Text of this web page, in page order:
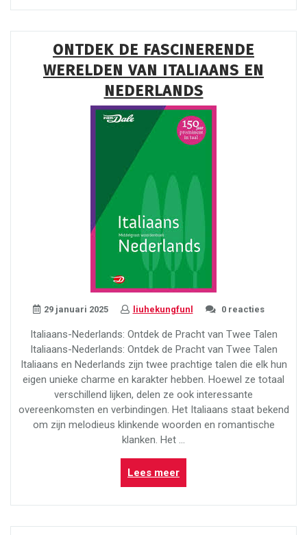
Nederlands-
Effectief
en
Accuraat!”
ONTDEK DE FASCINERENDE
WERELDEN VAN ITALIAANS EN
NEDERLANDS
29 januari 2025 liuhekungfunl 0 reacties
Italiaans-Nederlands: Ontdek de Pracht van Twee Talen
Italiaans-Nederlands: Ontdek de Pracht van Twee Talen
Italiaans en Nederlands zijn twee prachtige talen die elk hun
eigen unieke charme en karakter hebben. Hoewel ze totaal
verschillend lijken, delen ze ook interessante
overeenkomsten en verbindingen. Het Italiaans staat bekend
om zijn melodieus klinkende woorden en romantische
klanken. Het …
Lees meer“Ontdek
de
Fascinerende